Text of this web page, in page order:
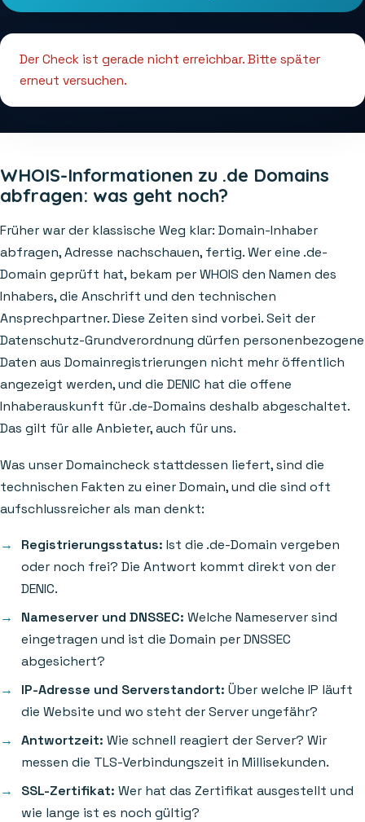
Der Check ist gerade nicht erreichbar. Bitte später
erneut versuchen.
WHOIS-Informationen zu .de Domains
abfragen: was geht noch?
Früher war der klassische Weg klar: Domain-Inhaber
abfragen, Adresse nachschauen, fertig. Wer eine .de-
Domain geprüft hat, bekam per WHOIS den Namen des
Inhabers, die Anschrift und den technischen
Ansprechpartner. Diese Zeiten sind vorbei. Seit der
Datenschutz-Grundverordnung dürfen personenbezogene
Daten aus Domainregistrierungen nicht mehr öffentlich
angezeigt werden, und die DENIC hat die offene
Inhaberauskunft für .de-Domains deshalb abgeschaltet.
Das gilt für alle Anbieter, auch für uns.
Was unser Domaincheck stattdessen liefert, sind die
technischen Fakten zu einer Domain, und die sind oft
aufschlussreicher als man denkt:
Registrierungsstatus: Ist die .de-Domain vergeben
oder noch frei? Die Antwort kommt direkt von der
DENIC.
Nameserver und DNSSEC: Welche Nameserver sind
eingetragen und ist die Domain per DNSSEC
abgesichert?
IP-Adresse und Serverstandort: Über welche IP läuft
die Website und wo steht der Server ungefähr?
Antwortzeit: Wie schnell reagiert der Server? Wir
messen die TLS-Verbindungszeit in Millisekunden.
SSL-Zertifikat: Wer hat das Zertifikat ausgestellt und
wie lange ist es noch gültig?